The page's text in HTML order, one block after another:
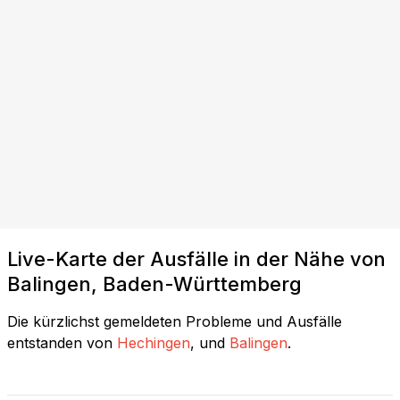
Live-Karte der Ausfälle in der Nähe von
Balingen, Baden-Württemberg
Die kürzlichst gemeldeten Probleme und Ausfälle
entstanden von Hechingen, und Balingen.